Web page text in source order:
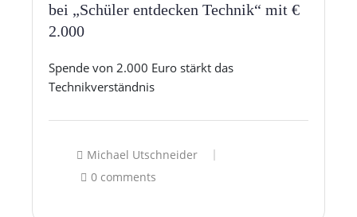
bei „Schüler entdecken Technik“ mit €
2.000
Spende von 2.000 Euro stärkt das
Technikverständnis
Michael Utschneider
0 comments